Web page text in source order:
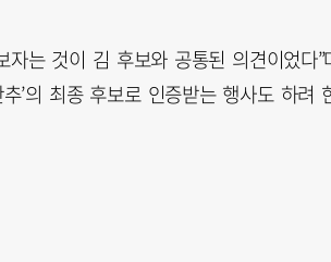
는 것이 김 후보와 공통된 의견이었다
’의 최종 후보로 인증받는 행사도 하려